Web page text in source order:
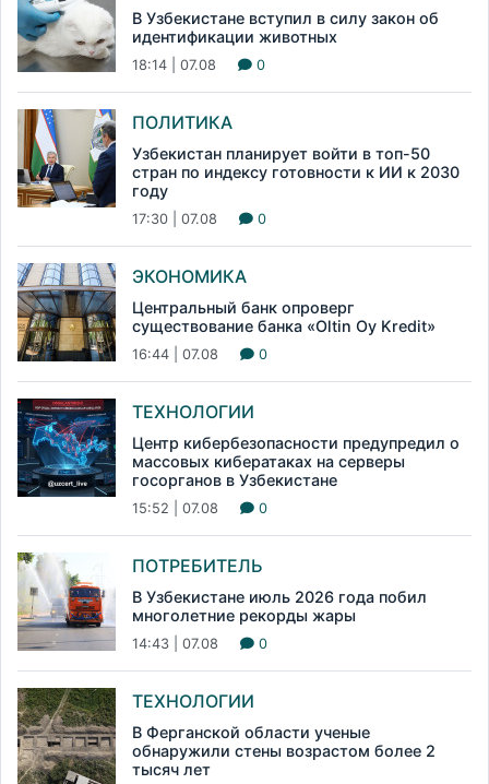
В Узбекистане вступил в силу закон об
идентификации животных
18:14 | 07.08 0
ПОЛИТИКА
Узбекистан планирует войти в топ-50
стран по индексу готовности к ИИ к 2030
году
17:30 | 07.08 0
ЭКОНОМИКА
Центральный банк опроверг
существование банка «Oltin Oy Kredit»
16:44 | 07.08 0
ТЕХНОЛОГИИ
Центр кибербезопасности предупредил о
массовых кибератаках на серверы
госорганов в Узбекистане
15:52 | 07.08 0
ПОТРЕБИТЕЛЬ
В Узбекистане июль 2026 года побил
многолетние рекорды жары
14:43 | 07.08 0
ТЕХНОЛОГИИ
В Ферганской области ученые
обнаружили стены возрастом более 2
тысяч лет